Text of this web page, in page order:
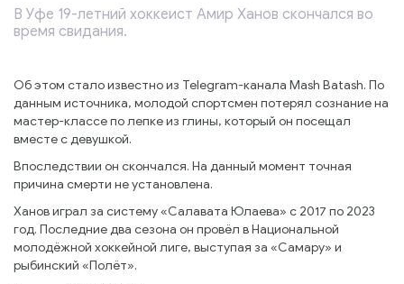
В Уфе 19-летний хоккеист Амир Ханов скончался во
время свидания.
Об этом стало известно из Telegram-канала Mash Batash. По
данным источника, молодой спортсмен потерял сознание на
мастер-классе по лепке из глины, который он посещал
вместе с девушкой.
Впоследствии он скончался. На данный момент точная
причина смерти не установлена.
Ханов играл за систему «Салавата Юлаева» с 2017 по 2023
год. Последние два сезона он провёл в Национальной
молодёжной хоккейной лиге, выступая за «Самару» и
рыбинский «Полёт».